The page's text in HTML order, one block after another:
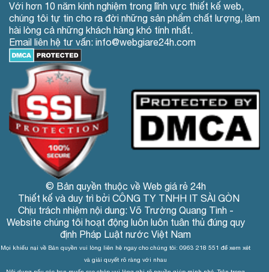
Với hơn 10 năm kinh nghiệm trong lĩnh vực thiết kế web,
chúng tôi tự tin cho ra đời những sản phẩm chất lượng, làm
hài lòng cả những khách hàng khó tính nhất.
Email liên hệ tư vấn: info@webgiare24h.com
© Bản quyền thuộc về Web giá rẻ 24h
Thiết kế và duy trì bởi CÔNG TY TNHH IT SÀI GÒN
Chịu trách nhiệm nội dung: Võ Trường Quang Tình -
Website chúng tôi hoạt động luôn luôn tuân thủ đúng quy
định Pháp Luật nước Việt Nam
Mọi khiếu nại về Bản quyền vui lòng liên hệ ngay cho chúng tôi: 0963 218 551 để xem xét
và giải quyết rõ ràng với nhau